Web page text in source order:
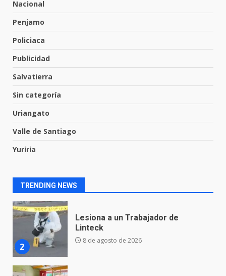
Nacional
Penjamo
Policiaca
Publicidad
Salvatierra
Sin categoría
Uriangato
Valle de Santiago
Yuriria
TRENDING NEWS
7
6 de agosto de 2026
1
En consultorio médico lesiona a
2
8 de agosto de 2026
3
Aprender jugando también salva
vidas.
8 de agosto de 2026